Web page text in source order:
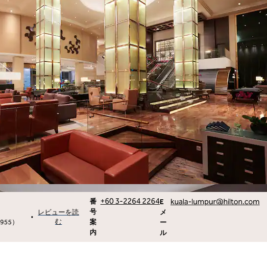
）
•
レビューを読
む
番
号
案
内
電話+60 3-2264 2264E
メ
ー
ル
Emailkuala-lumpur@hilton.com